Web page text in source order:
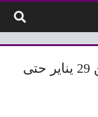
عروض عرفة اخوان الفيوم من 29 يناير حتى